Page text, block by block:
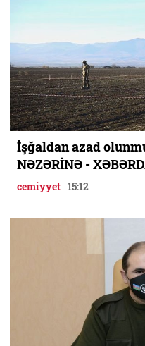
İşğaldan azad
NƏZƏRİNƏ -
cemiyyet 15:12